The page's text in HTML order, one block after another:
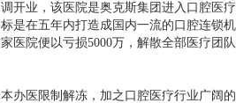
开业，该医院是奥克斯集团进入口腔医疗
是在五年内打造成国内一流的口腔连锁机
医院便以亏损5000万，解散全部医疗团队
办医限制解冻，加之口腔医疗行业广阔的